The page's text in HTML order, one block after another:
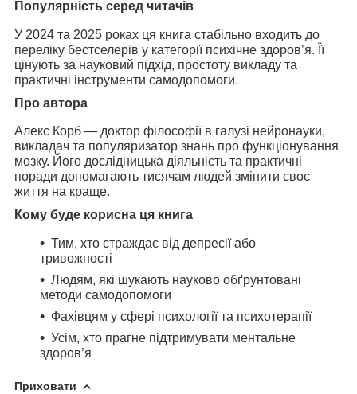
Популярність серед читачів
У 2024 та 2025 роках ця книга стабільно входить до
переліку бестселерів у категорії психічне здоров’я. Її
цінують за науковий підхід, простоту викладу та
практичні інструменти самодопомоги.
Про автора
Алекс Корб — доктор філософії в галузі нейронауки,
викладач та популяризатор знань про функціонування
мозку. Його дослідницька діяльність та практичні
поради допомагають тисячам людей змінити своє
життя на краще.
Кому буде корисна ця книга
Тим, хто страждає від депресії або
тривожності
Людям, які шукають науково обґрунтовані
методи самодопомоги
Фахівцям у сфері психології та психотерапії
Усім, хто прагне підтримувати ментальне
здоров’я
Приховати